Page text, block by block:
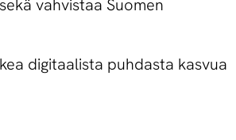
vahvistaa Suomen
digitaalista puhdasta kasvua